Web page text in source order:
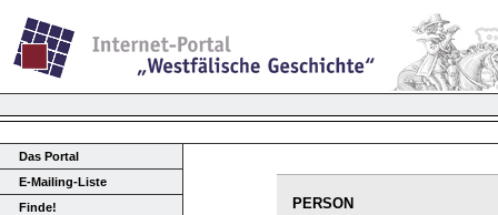
Das Portal
E-Mailing-Liste
Finde!
PERSON